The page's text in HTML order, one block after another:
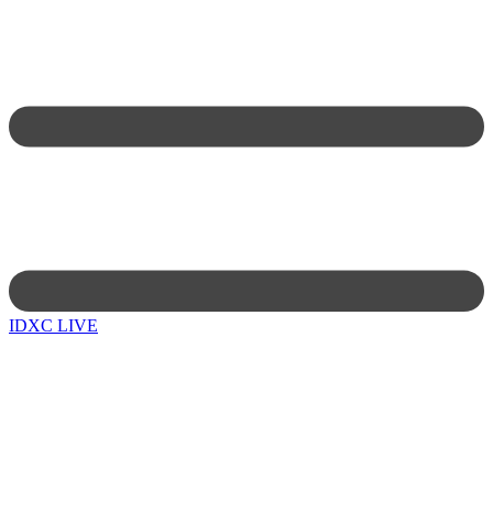
IDXC LIVE